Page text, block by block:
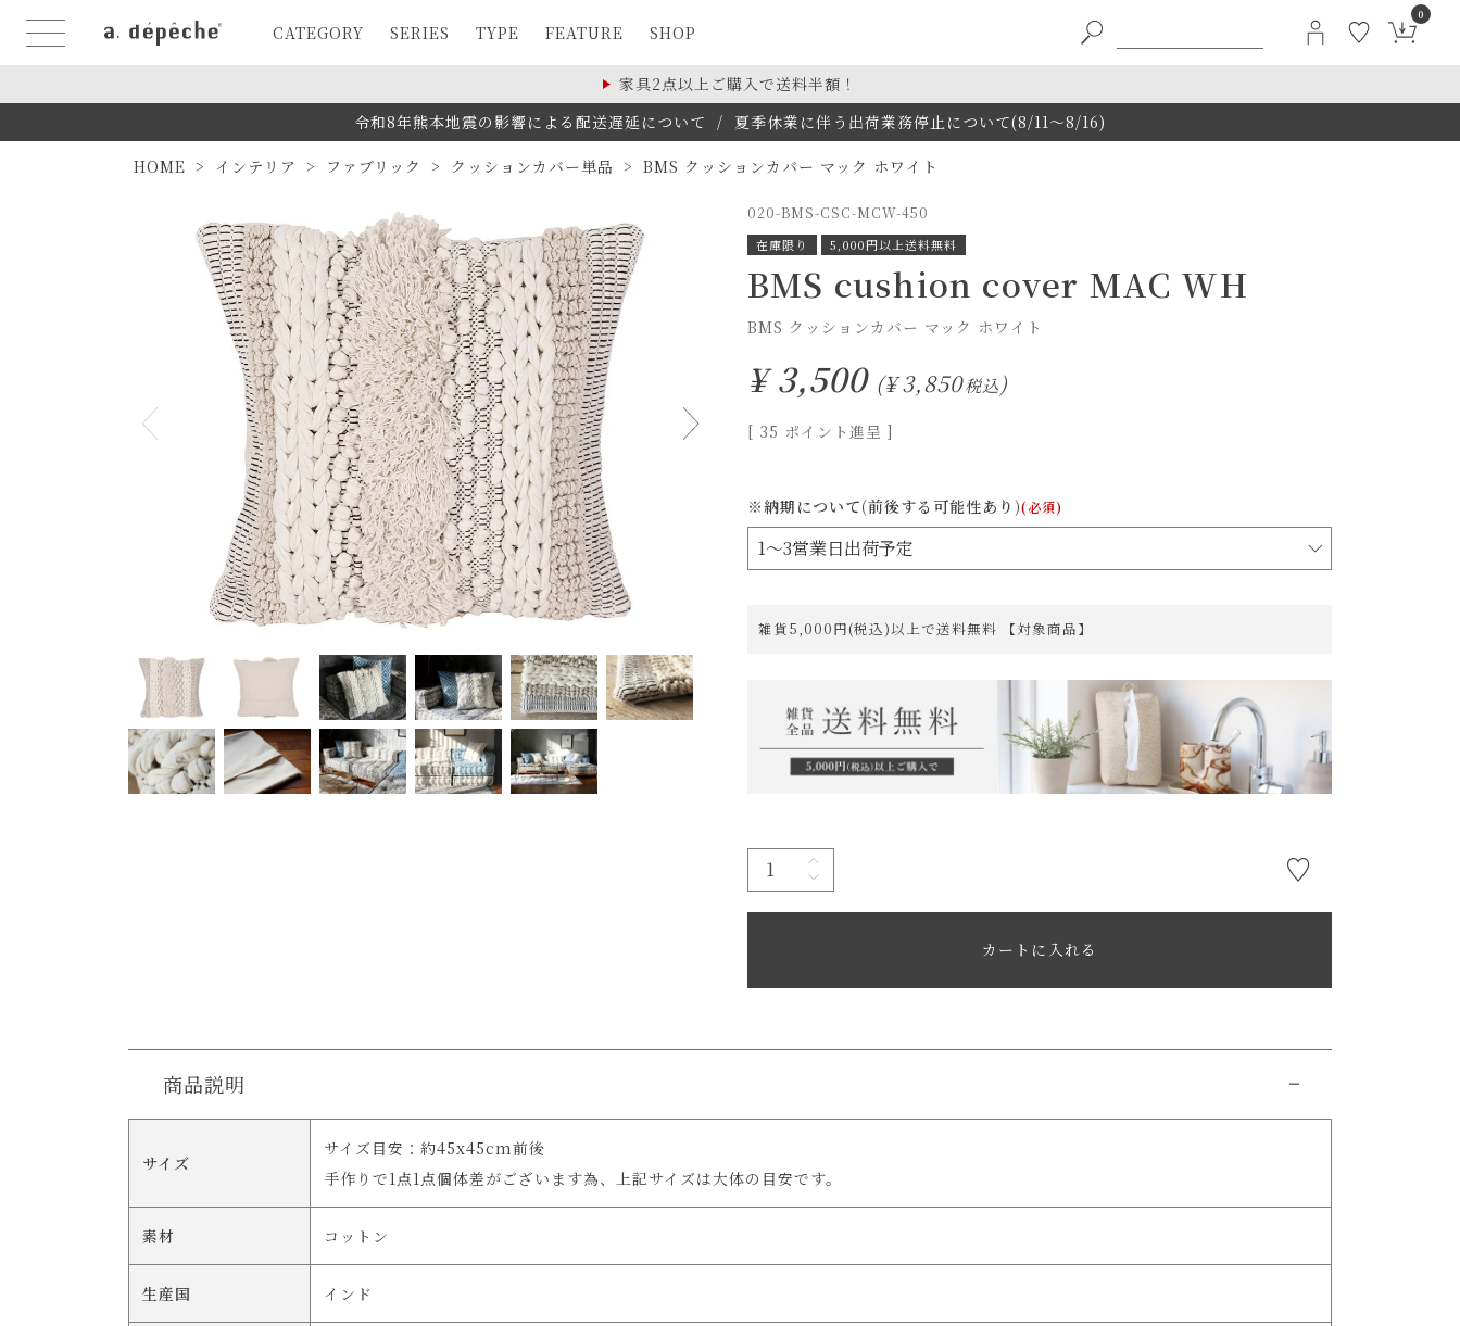
CATEGORY SERIES TYPE FEATURE SHOP
0
家具2点以上ご購入で送料半額！
令和8年熊本地震の影響による配送遅延について / 夏季休業に伴う出荷業務停止について(8/11～8/16)
HOME インテリア ファブリック クッションカバー単品 BMS クッションカバー マック ホワイト
020-BMS-CSC-MCW-450
在庫限り 5,000円以上送料無料
BMS cushion cover MAC WH
BMS クッションカバー マック ホワイト
¥ 3,500 ¥3,850税込
[ 35 ポイント進呈 ]
※納期について(前後する可能性あり)(必須)
雑貨5,000円(税込)以上で送料無料 【対象商品】
カートに入れる
商品説明
サイズ
サイズ目安：約45x45cm前後
手作りで1点1点個体差がございます為、上記サイズは大体の目安です。
素材 コットン
生産国 インド